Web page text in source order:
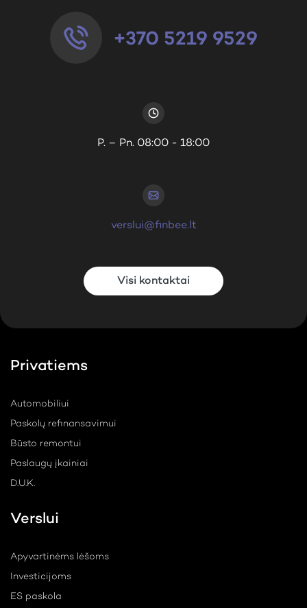
+370 5219 9529
P. – Pn. 08:00 - 18:00
verslui@finbee.lt
Visi kontaktai
Privatiems
Automobiliui
Paskolų refinansavimui
Būsto remontui
Paslaugų įkainiai
D.U.K.
Verslui
Apyvartinėms lėšoms
Investicijoms
ES paskola